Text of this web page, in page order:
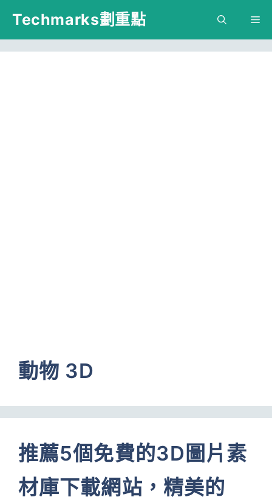
跳
主
Techmarks劃重點
動物 3D
推薦5個免費的3D圖片素
材庫下載網站，精美的